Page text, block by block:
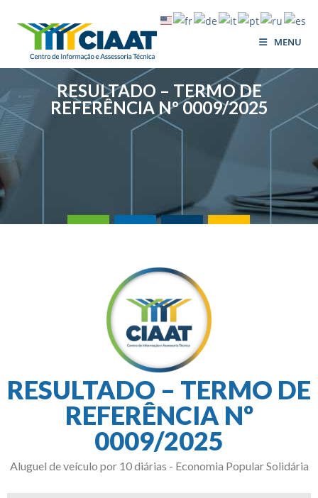
MENU
RESULTADO – TERMO DE
REFERÊNCIA Nº 0009/2025
RESULTADO – TERMO DE
REFERÊNCIA Nº
0009/2025
Aluguel de veículo por 10 diárias - Economia Popular Solidária